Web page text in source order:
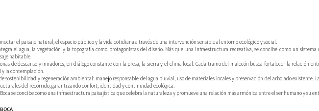
el paisaje natural, el espacio público y la vida cotidiana a través de una intervención sensible al entorno ecológico y social.
el agua, la vegetación y la topografía como protagonistas del diseño. Más que una infraestructura recreativa, se concibe como un
habitable.
de descanso y miradores, en diálogo constante con la presa, la sierra y el clima local. Cada tramo del malecón busca fortalecer la relación
y la contemplación.
sostenibilidad y regeneración ambiental: manejo responsable del agua pluvial, uso de materiales locales y preservación del arbolado existente.
del recorrido, garantizando confort, identidad y continuidad ecológica.
se concibe como una infraestructura paisajística que celebra la naturaleza y promueve una relación más armónica entre el ser humano y su